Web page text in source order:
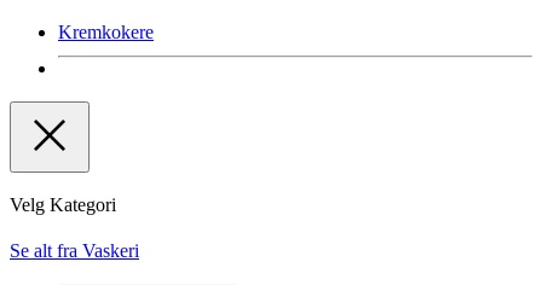
Kremkokere
Velg Kategori
Se alt fra Vaskeri